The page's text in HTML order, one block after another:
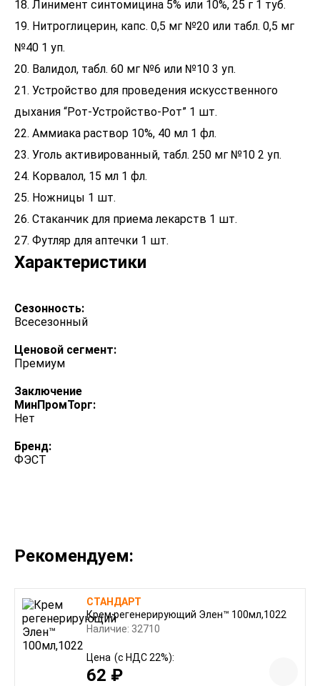
18. Линимент синтомицина 5% или 10%, 25 г 1 туб.
19. Нитроглицерин, капс. 0,5 мг №20 или табл. 0,5 мг
№40 1 уп.
20. Валидол, табл. 60 мг №6 или №10 3 уп.
21. Устройство для проведения искусственного
дыхания “Рот-Устройство-Рот” 1 шт.
22. Аммиака раствор 10%, 40 мл 1 фл.
23. Уголь активированный, табл. 250 мг №10 2 уп.
24. Корвалол, 15 мл 1 фл.
25. Ножницы 1 шт.
26. Стаканчик для приема лекарств 1 шт.
27. Футляр для аптечки 1 шт.
Характеристики
Сезонность:
Всесезонный
Ценовой сегмент:
Премиум
Заключение
МинПромТорг:
Нет
Бренд:
ФЭСТ
Рекомендуем:
СТАНДАРТ
Крем регенерирующий Элен™ 100мл,1022
Наличие: 32710
Цена (с НДС 22%):
62 ₽